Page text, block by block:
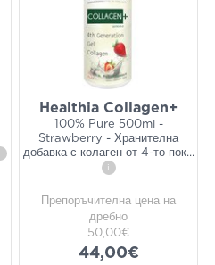
Healthia Collagen+
100% Pure 500ml -
Strawberry - Хранителна
добавка с колаген от 4-то пок...
i
Препоръчителна цена на
дребно
50,00€
44,00€